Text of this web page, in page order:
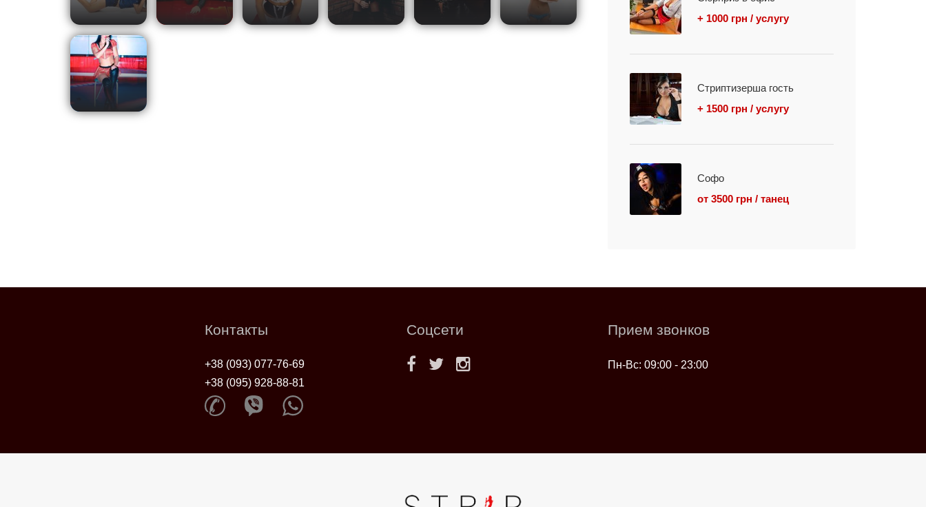
+ 1000 грн / услугу
Стриптизерша гость
+ 1500 грн / услугу
Софо
от 3500 грн / танец
Контакты
+38 (093) 077-76-69
+38 (095) 928-88-81
Соцсети Прием звонков
Пн-Вс: 09:00 - 23:00